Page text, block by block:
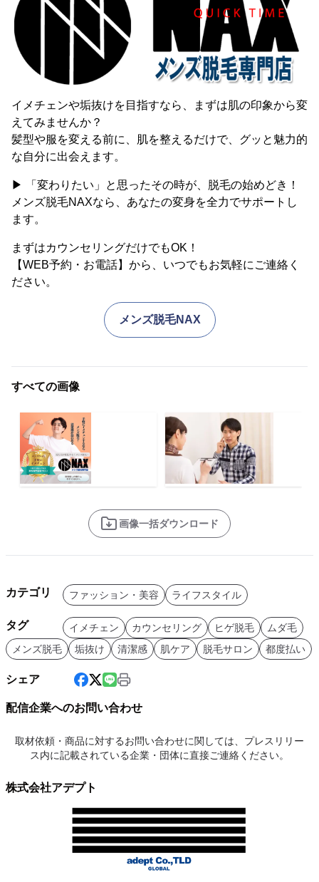
イメチェンや垢抜けを目指すなら、まずは肌の印象から変
えてみませんか？
髪型や服を変える前に、肌を整えるだけで、グッと魅力的
な自分に出会えます。
▶ 「変わりたい」と思ったその時が、脱毛の始めどき！
メンズ脱毛NAXなら、あなたの変身を全力でサポートし
ます。
まずはカウンセリングだけでもOK！
【WEB予約・お電話】から、いつでもお気軽にご連絡く
ださい。
メンズ脱毛NAX
すべての画像
画像一括ダウンロード
カテゴリ ファッション・美容 ライフスタイル
タグ イメチェン カウンセリング ヒゲ脱毛
ムダ毛
メンズ脱毛
垢抜け 清潔感 肌ケア 脱毛サロン 都度払い
シェア
配信企業へのお問い合わせ
取材依頼・商品に対するお問い合わせに関しては、プレスリリー
ス内に記載されている企業・団体に直接ご連絡ください。
株式会社アデプト